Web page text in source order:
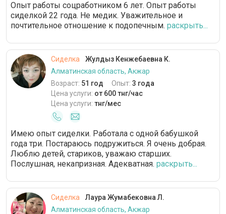
Опыт работы соцработником 6 лет. Опыт работы
сиделкой 22 года. Не медик. Уважительное и
почтительное отношение к подопечным. раскрыть...
Сиделка
Жулдыз Кенжебаевна К.
Алматинская область, Акжар
Возраст: 51 год Опыт: 3 года
Цена услуги: от 600 тнг/час
Цена услуги: тнг/мес
Имею опыт сиделки. Работала с одной бабушкой
года три. Постараюсь подружиться. Я очень добрая.
Люблю детей, стариков, уважаю старших.
Послушная, некапризная. Адекватная. раскрыть...
Сиделка
Лаура Жумабековна Л.
Алматинская область, Акжар